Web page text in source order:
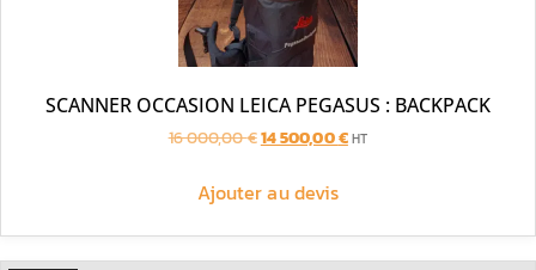
SCANNER OCCASION LEICA PEGASUS : BACKPACK
16 000,00€14 500,00€HT
Ajouter au devis